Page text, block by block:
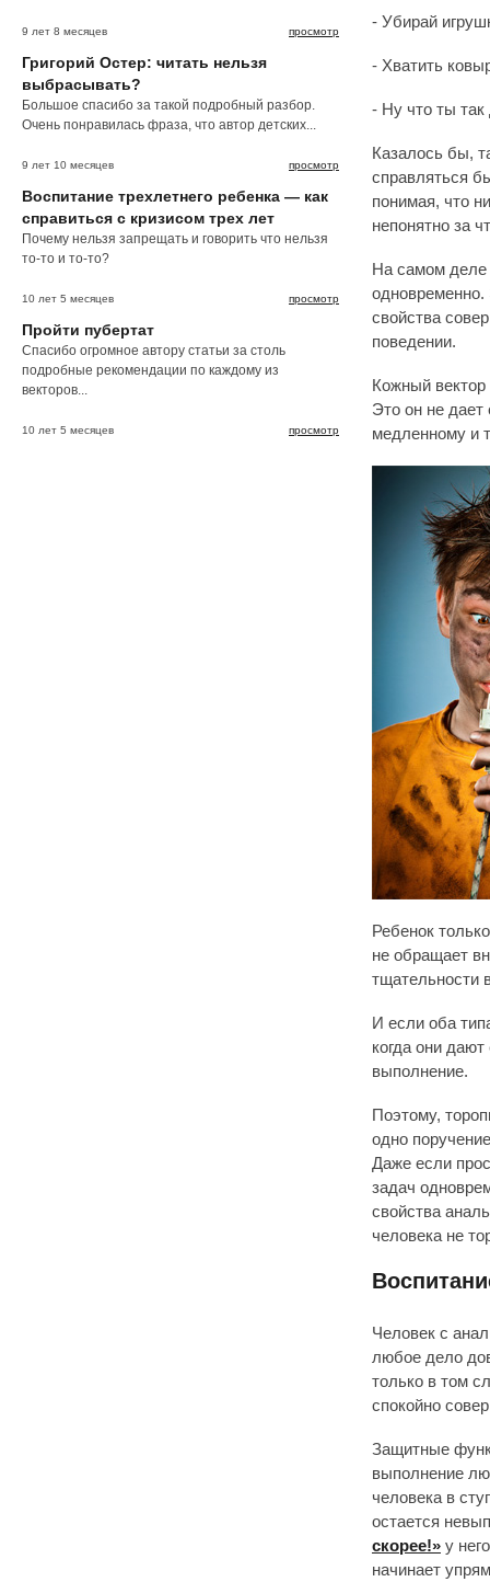
просмотр
9 лет 8 месяцев
Григорий Остер: читать нельзя
выбрасывать?
Большое спасибо за такой подробный разбор.
Очень понравилась фраза, что автор детских...
просмотр
9 лет 10 месяцев
Воспитание трехлетнего ребенка — как
справиться с кризисом трех лет
Почему нельзя запрещать и говорить что нельзя
то-то и то-то?
просмотр
10 лет 5 месяцев
Пройти пубертат
Спасибо огромное автору статьи за столь
подробные рекомендации по каждому из
векторов...
просмотр
10 лет 5 месяцев
- Убирай
- Хватить
- Ну что ты
Казалось бы,
справляться
понимая, что
непонятно за
На самом деле
свойства
поведении.
Кожный
Это он не дает
медленному и
Ребенок
не обращает
тщательности
И если оба
когда они
выполнение.
Поэтому,
одно
Даже если
задач
свойства
человека не
Человек с
любое дело
только в том
спокойно
Защитные
выполнение
человека в
остается
скорее!» у
начинает